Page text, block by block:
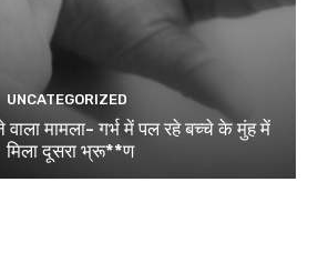
UNCATEGORIZED
मामला- गर्भ में पल रहे बच्चे के मुंह में
मिला दूसरा भ्रू**ण